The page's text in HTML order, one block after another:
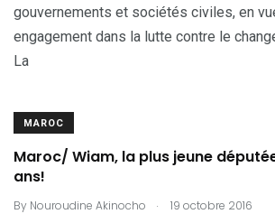
gouvernements et sociétés civiles, en
engagement dans la lutte contre le
La
MAROC
Maroc/ Wiam, la plus jeune
ans!
By Nouroudine Akinocho . 19 octobre 2016